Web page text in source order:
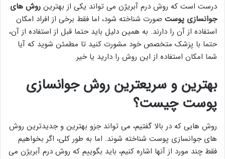
درست است که روش درم آبریژن می تواند یکی از بهترین روش های
جوانسازی پوست صورت شناخته شود، اما فقط برخی از افراد امکان
استفاده از آن را دارند. به همین دلیل باید حتما قبل از استفاده از آن،
حتما با پزشک متخصص خود مشورت کنید تا مطمئن شوید که آیا
شما امکان استفاده از این روش را دارید یا خیر.
بهترین و سریعترین روش جوانسازی
پوست چیست؟
روش هایی که در بالا گفتیم، می تواند جزو بهترین و جدیدترین روش
های جوانسازی پوست شناخته شوند. اما به طور کلی، اگر بخواهیم
فقط چند مورد از آنها اشاره کنیم، باید بگوییم که روش درم آبریژن می